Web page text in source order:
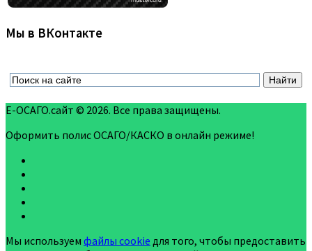
Мы в ВКонтакте
Е-ОСАГО.сайт © 2026. Все права защищены.
Оформить полис ОСАГО/КАСКО в онлайн режиме!
Мы используем файлы cookie для того, чтобы предоставить